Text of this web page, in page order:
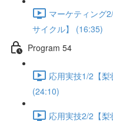
マーケティング
サイクル】 (16:35)
Program 54
応用実技1/2【梨
(24:10)
応用実技2/2【梨